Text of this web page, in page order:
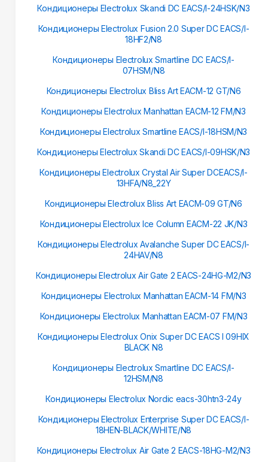
Кондиционеры Electrolux Skandi DC EACS/I-24HSK/N3
Кондиционеры Electrolux Fusion 2.0 Super DC EACS/I-
18HF2/N8
Кондиционеры Electrolux Smartline DC EACS/I-
07HSM/N8
Кондиционеры Electrolux Bliss Art EACM-12 GT/N6
Кондиционеры Electrolux Manhattan EACM-12 FM/N3
Кондиционеры Electrolux Smartline EACS/I-18HSM/N3
Кондиционеры Electrolux Skandi DC EACS/I-09HSK/N3
Кондиционеры Electrolux Crystal Air Super DCEACS/I-
13HFA/N8_22Y
Кондиционеры Electrolux Bliss Art EACM-09 GT/N6
Кондиционеры Electrolux Ice Column EACM-22 JK/N3
Кондиционеры Electrolux Avalanche Super DC EACS/I-
24HAV/N8
Кондиционеры Electrolux Air Gate 2 EACS-24HG-M2/N3
Кондиционеры Electrolux Manhattan EACM-14 FM/N3
Кондиционеры Electrolux Manhattan EACM-07 FM/N3
Кондиционеры Electrolux Onix Super DC EACS I 09HIX
BLACK N8
Кондиционеры Electrolux Smartline DC EACS/I-
12HSM/N8
Кондиционеры Electrolux Nordic eacs-30htn3-24y
Кондиционеры Electrolux Enterprise Super DC EACS/I-
18HEN-BLACK/WHITE/N8
Кондиционеры Electrolux Air Gate 2 EACS-18HG-M2/N3